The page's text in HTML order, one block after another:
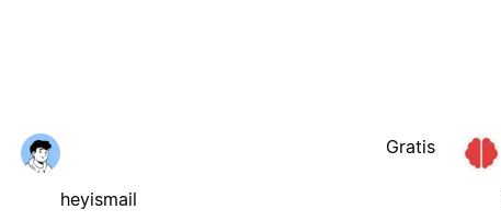
heyismail
Gratis